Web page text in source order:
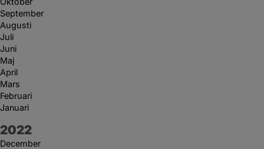
September
Augusti
Juli
Juni
Maj
April
Mars
Februari
Januari
År:
2022
December